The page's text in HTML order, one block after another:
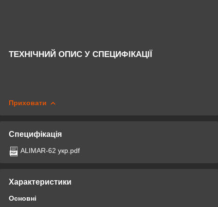
ТЕХНІЧНИЙ ОПИС У СПЕЦИФІКАЦІЇ
Приховати
Специфікація
ALIMAR-62 укр.pdf
Характеристики
Основні